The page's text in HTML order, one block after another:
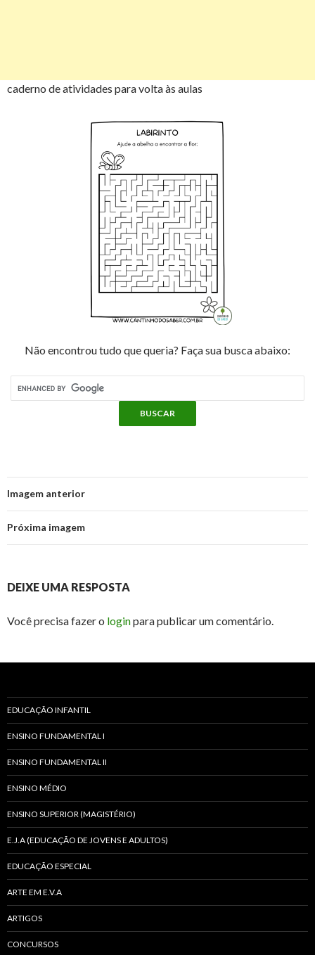
caderno de atividades para volta às aulas
Não encontrou tudo que queria? Faça sua busca abaixo:
Imagem anterior
Próxima imagem
DEIXE UMA RESPOSTA
Você precisa fazer o loginpara publicar um comentário.
EDUCAÇÃO INFANTIL
ENSINO FUNDAMENTAL I
ENSINO FUNDAMENTAL II
ENSINO MÉDIO
ENSINO SUPERIOR (MAGISTÉRIO)
E.J.A (EDUCAÇÃO DE JOVENS E ADULTOS)
EDUCAÇÃO ESPECIAL
ARTE EM E.V.A
ARTIGOS
CONCURSOS